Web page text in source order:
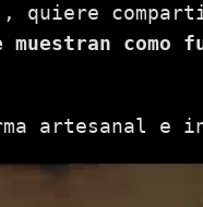
, quiere
muestran como
artesanal e